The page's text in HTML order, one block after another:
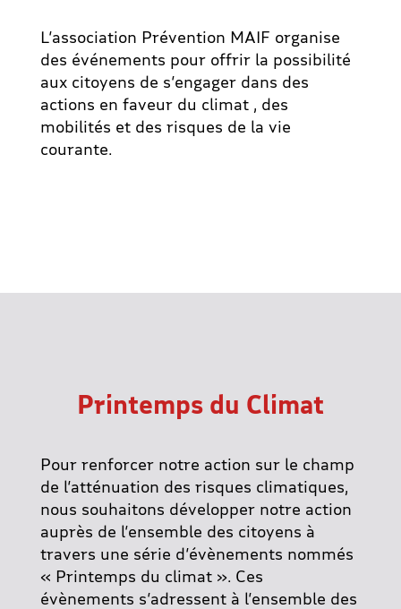
L’association Prévention MAIF organise
des événements pour offrir la possibilité
aux citoyens de s’engager dans des
actions en faveur du climat , des
mobilités et des risques de la vie
courante.
Printemps du Climat
Pour renforcer notre action sur le champ
de l’atténuation des risques climatiques,
nous souhaitons développer notre action
auprès de l’ensemble des citoyens à
travers une série d’évènements nommés
« Printemps du climat ». Ces
évènements s’adressent à l’ensemble des